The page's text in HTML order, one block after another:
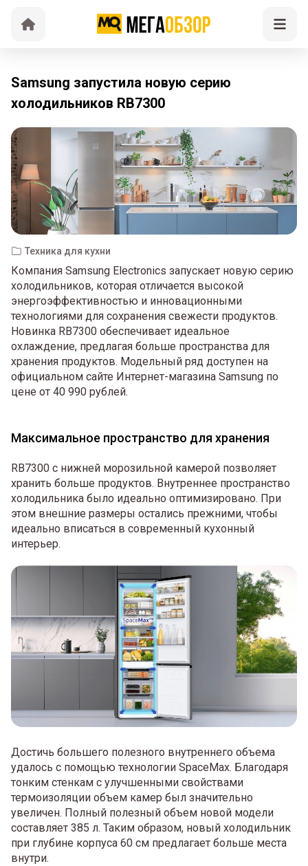
Samsung запустила новую серию
холодильников RB7300
Техника для кухни
Компания Samsung Electronics запускает новую серию
холодильников, которая отличается высокой
энергоэффективностью и инновационными
технологиями для сохранения свежести продуктов.
Новинка RB7300 обеспечивает идеальное
охлаждение, предлагая больше пространства для
хранения продуктов. Модельный ряд доступен на
официальном сайте Интернет-магазина Samsung по
цене от 40 990 рублей.
Максимальное пространство для хранения
RB7300 с нижней морозильной камерой позволяет
хранить больше продуктов. Внутреннее пространство
холодильника было идеально оптимизировано. При
этом внешние размеры остались прежними, чтобы
идеально вписаться в современный кухонный
интерьер.
Достичь большего полезного внутреннего объема
удалось с помощью технологии SpaceMax. Благодаря
тонким стенкам с улучшенными свойствами
термоизоляции объем камер был значительно
увеличен. Полный полезный объем новой модели
составляет 385 л. Таким образом, новый холодильник
при глубине корпуса 60 см предлагает больше места
внутри.